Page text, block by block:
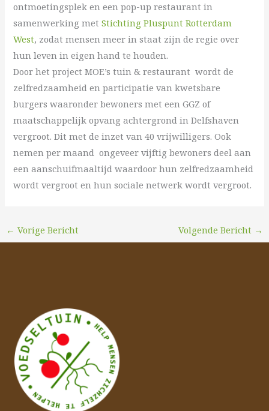
ontmoetingsplek en een pop-up restaurant in
samenwerking metStichting Pluspunt Rotterdam
West, zodat mensen meer in staat zijn de regie over
hun leven in eigen hand te houden.
Door het project MOE’s tuin & restaurant wordt de
zelfredzaamheid en participatie van kwetsbare
burgers waaronder bewoners met een GGZ of
maatschappelijk opvang achtergrond in Delfshaven
vergroot. Dit met de inzet van 40 vrijwilligers. Ook
nemen per maand ongeveer vijftig bewoners deel aan
een aanschuifmaaltijd waardoor hun zelfredzaamheid
wordt vergroot en hun sociale netwerk wordt vergroot.
← Vorige Bericht Volgende Bericht →